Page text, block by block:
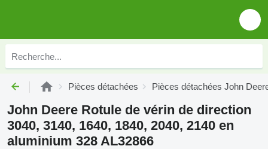
Pièces détachées Pièces détachées John
John Deere Rotule de vérin de direction
3040, 3140, 1640, 1840, 2040, 2140 en
aluminium 328 AL32866